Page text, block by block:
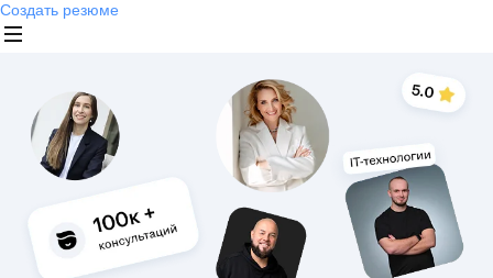
Создать резюме